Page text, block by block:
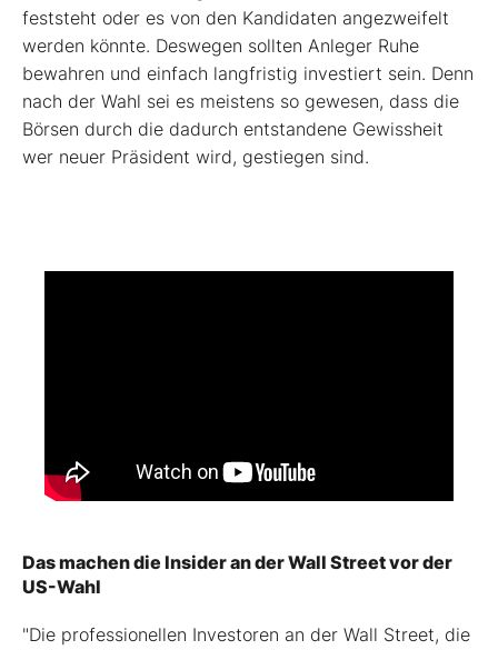
feststeht oder es von den Kandidaten angezweifelt
werden könnte. Deswegen sollten Anleger Ruhe
bewahren und einfach langfristig investiert sein. Denn
nach der Wahl sei es meistens so gewesen, dass die
Börsen durch die dadurch entstandene Gewissheit
wer neuer Präsident wird, gestiegen sind.
Das machen die Insider an der Wall Street vor der
US-Wahl
"Die professionellen Investoren an der Wall Street, die